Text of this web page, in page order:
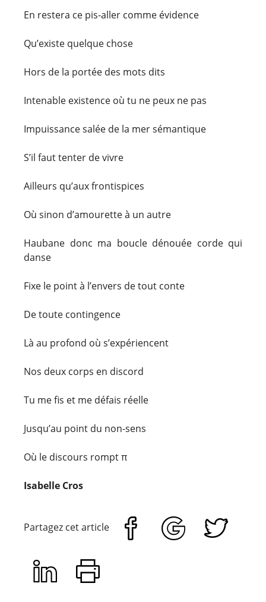
En restera ce pis-aller comme évidence
Qu’existe quelque chose
Hors de la portée des mots dits
Intenable existence où tu ne peux ne pas
Impuissance salée de la mer sémantique
S’il faut tenter de vivre
Ailleurs qu’aux frontispices
Où sinon d’amourette à un autre
Haubane donc ma boucle dénouée corde qui
danse
Fixe le point à l’envers de tout conte
De toute contingence
Là au profond où s’expériencent
Nos deux corps en discord
Tu me fis et me défais réelle
Jusqu’au point du non-sens
Où le discours rompt π
Isabelle Cros
Partagez cet article